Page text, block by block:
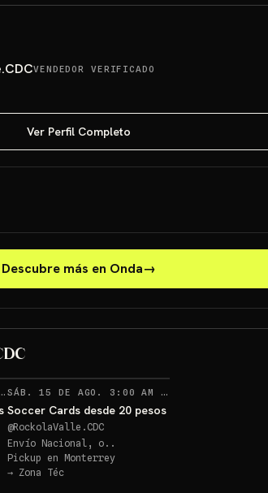
VENDEDOR VERIFICADO
Ver Perfil Completo
Descubre más en Onda→
22RECORDATORIOS
SÁB. 15 DE AGO. 3:00 AM ·
Soccer Cards desde 20 pesos
@RockolaValle.CDC
Envío Nacional, o..
Pickup en Monterrey
→ Zona Téc